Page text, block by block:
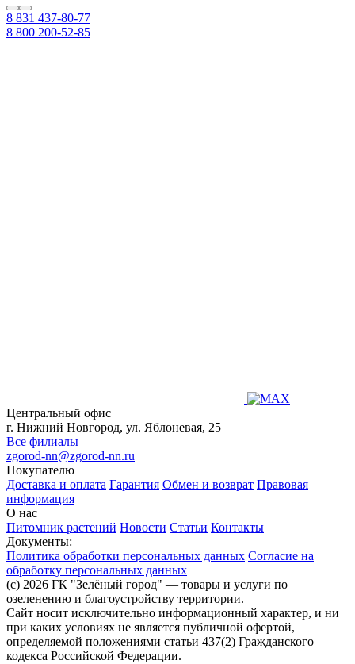
8 831 437-80-77
8 800 200-52-85
Центральный офис
г. Нижний Новгород, ул. Яблоневая, 25
Все филиалы
zgorod-nn@zgorod-nn.ru
Покупателю
Доставка и оплата Гарантия Обмен и возврат Правовая
информация
О нас
Питомник растений Новости Статьи Контакты
Документы:
Политика обработки персональных данных Согласие на
обработку персональных данных
(c) 2026 ГК "Зелёный город" — товары и услуги по
озеленению и благоустройству территории.
Сайт носит исключительно информационный характер, и ни
при каких условиях не является публичной офертой,
определяемой положениями статьи 437(2) Гражданского
кодекса Российской Федерации.